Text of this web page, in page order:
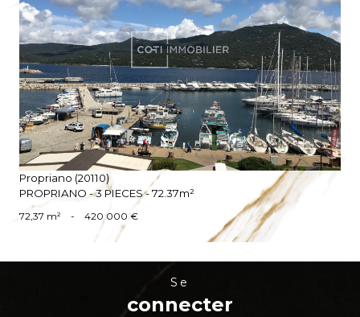
VOIR LE BIEN
Propriano (20110)
PROPRIANO - 3 PIECES - 72.37m²
72,37 m² - 420 000 €
se
connecter